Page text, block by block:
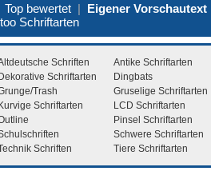
Top bewertet | Eigener Vorschautext
Schriftarten
Schriften
Antike Schriftarten
Schriftarten
Dingbats
Trash
Gruselige Schriftarten
Schriftarten
LCD Schriftarten
Pinsel Schriftarten
Schwere Schriftarten
Schriften Tiere Schriftarten